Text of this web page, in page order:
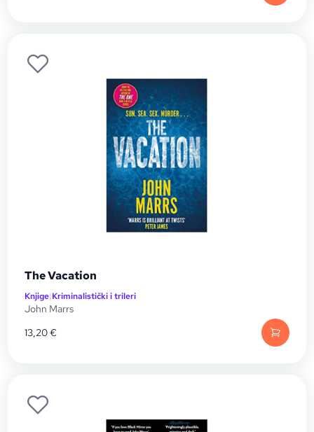
The Vacation
Knjige|Kriminalistički i trileri
John Marrs
13,20€